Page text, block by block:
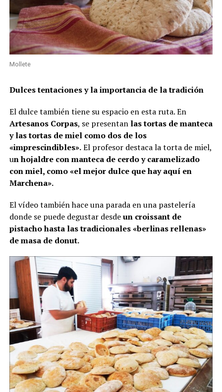
Mollete
Dulces tentaciones y la importancia de la tradición
El dulce también tiene su espacio en esta ruta. En
Artesanos Corpas, se presentanlas tortas de manteca
y las tortas de miel como dos de los
«imprescindibles».El profesor destaca la torta de miel,
un hojaldre con manteca de cerdo y caramelizado
con miel, como «el mejor dulce que hay aquí en
Marchena».
El vídeo también hace una parada en una pastelería
donde se puede degustar desdeun croissant de
pistacho hasta las tradicionales «berlinas rellenas»
de masa de donut.